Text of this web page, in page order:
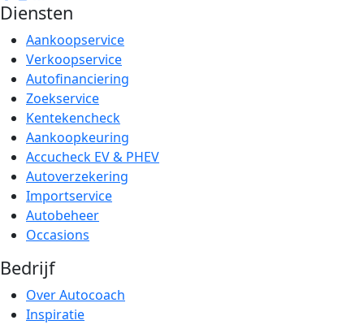
Diensten
Aankoopservice
Verkoopservice
Autofinanciering
Zoekservice
Kentekencheck
Aankoopkeuring
Accucheck EV & PHEV
Autoverzekering
Importservice
Autobeheer
Occasions
Bedrijf
Over Autocoach
Inspiratie